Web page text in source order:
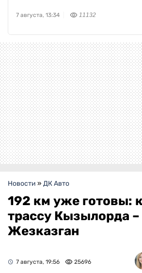
7 августа, 13:34 11132
Новости » ДК Авто
192 км уже готовы:
трассу Кызылорда –
Жезказган
7 августа, 19:56 25696